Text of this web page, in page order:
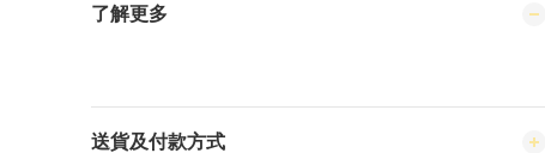
了解更多
送貨及付款方式